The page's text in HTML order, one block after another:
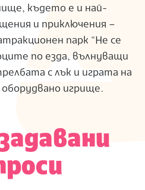
където е и най-
и приключения –
парк “Не се
по езда, вълнуващи
с лък и играта на
игрище.